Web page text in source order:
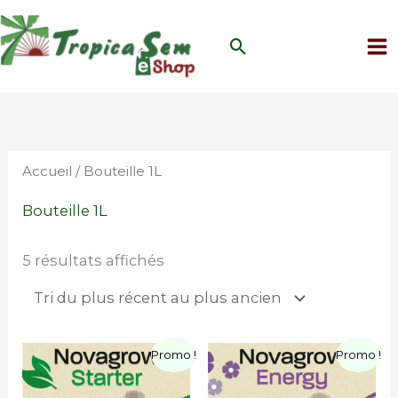
Aller
au
contenu
Rechercher
Accueil / Bouteille 1L
Bouteille 1L
5 résultats affichés
Promo !
Le
prix
initial
Le
prix
Promo !
Le
prix
initial
Le
prix